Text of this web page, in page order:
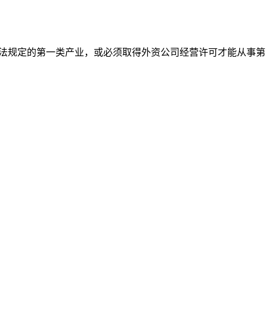
规定的第一类产业，或必须取得外资公司经营许可才能从事第